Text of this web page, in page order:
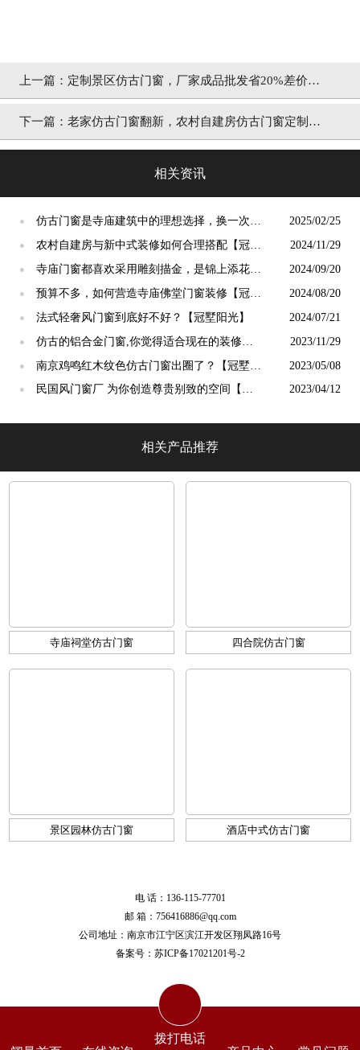
上一篇： 定制景区仿古门窗，厂家成品批发省20%差价
「冠墅阳光」
下一篇： 老家仿古门窗翻新，农村自建房仿古门窗定制
相关资讯
●
仿古门窗是寺庙建筑中的理想选择，换一次用
终生【冠墅阳光】
2025/02/25
●
农村自建房与新中式装修如何合理搭配【冠墅
阳光】
2024/11/29
●
寺庙门窗都喜欢采用雕刻描金，是锦上添花
吗？【冠墅阳光】
2024/09/20
●
预算不多，如何营造寺庙佛堂门窗装修【冠墅
阳光】
2024/08/20
● 法式轻奢风门窗到底好不好？【冠墅阳光】 2024/07/21
●
仿古的铝合金门窗,你觉得适合现在的装修吗?
【冠墅阳光】
2023/11/29
●
南京鸡鸣红木纹色仿古门窗出圈了？【冠墅阳
光】
2023/05/08
●
民国风门窗厂 为你创造尊贵别致的空间【冠
2023/04/12
相关产品推荐
寺庙祠堂仿古门窗 四合院仿古门窗
景区园林仿古门窗 酒店中式仿古门窗
电 话：136-115-77701
邮 箱：756416886@qq.com
公司地址：南京市江宁区滨江开发区翔凤路16号
备案号： 苏ICP备17021201号-2
拨打电话